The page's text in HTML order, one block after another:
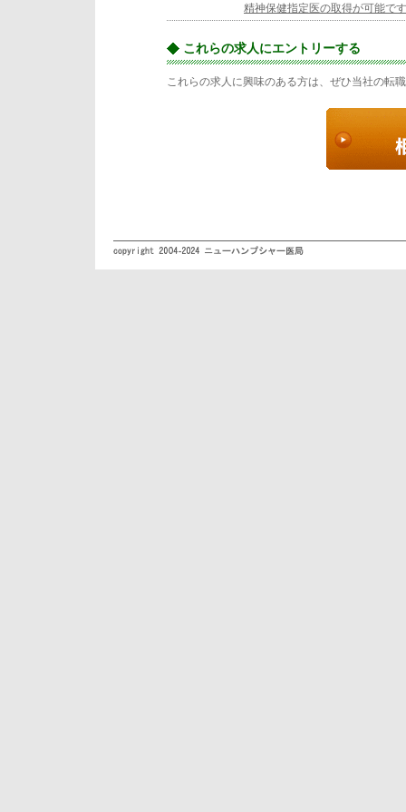
精神保健指定医の取得が可能で
これらの求人にエントリーする
これらの求人に興味のある方は、ぜひ当社の転